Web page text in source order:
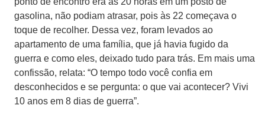
gasolina, não podiam atrasar, pois às 22 começava o
toque de recolher. Dessa vez, foram levados ao
apartamento de uma família, que já havia fugido da
guerra e como eles, deixado tudo para trás. Em mais uma
confissão, relata: “O tempo todo você confia em
desconhecidos e se pergunta: o que vai acontecer? Vivi
10 anos em 8 dias de guerra”.